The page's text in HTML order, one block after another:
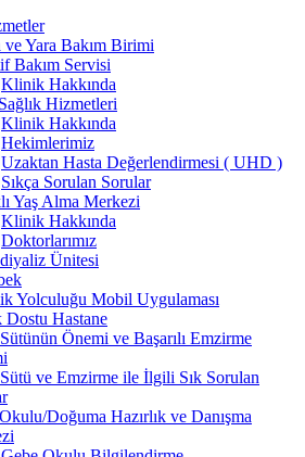
ve Yara Bakım Birimi
Bakım Servisi
Klinik Hakkında
Hizmetleri
Klinik Hakkında
Hekimlerimiz
Uzaktan Hasta Değerlendirmesi ( UHD )
Sıkça Sorulan Sorular
Yaş Alma Merkezi
Klinik Hakkında
Doktorlarımız
Ünitesi
Yolculuğu Mobil Uygulaması
Dostu Hastane
Önemi ve Başarılı Emzirme
ve Emzirme ile İlgili Sık Sorulan
Doğuma Hazırlık ve Danışma